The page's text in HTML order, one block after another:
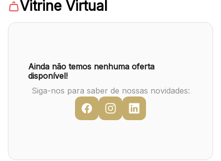
Vitrine Virtual
Ainda não temos nenhuma oferta
disponível!
Siga-nos para saber de nossas novidades: